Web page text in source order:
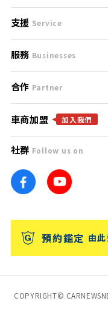
刊登規範
服務條款
免責聲明
隱私權政策
團隊
車訊網
台灣優良中古車商大獎
支援 Service
支援中心
聯絡我們
服務 Businesses
什麼是Goo鑑定？
找好車
找好店
找海外車
消費者評價
保固
合作 Partner
合作夥伴
廣告合作
車商加盟 加入我們
社群 Follow us on
預約鑑定 由
COPYRIGHT©